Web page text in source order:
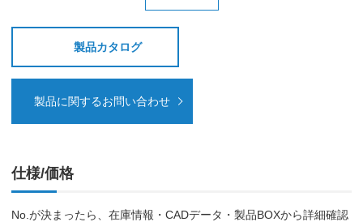
製品カタログ
製品に関するお問い合わせ
仕様/価格
No.が決まったら、在庫情報・CADデータ・製品BOXから詳細確認